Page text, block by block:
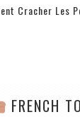
Cracher Les
FRENCH